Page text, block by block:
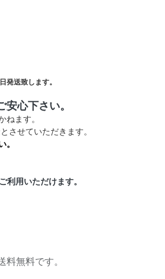
発送致します。
心下さい。
ます。
させていただきます。
。
利用いただけます。
無料です。